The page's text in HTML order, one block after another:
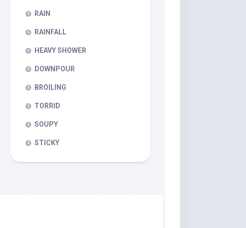
RAIN
RAINFALL
HEAVY SHOWER
DOWNPOUR
BROILING
TORRID
SOUPY
STICKY